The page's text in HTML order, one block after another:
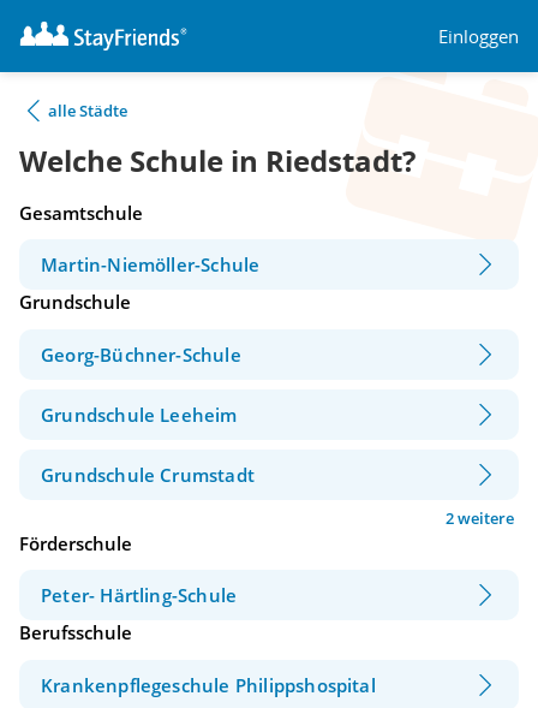
Einloggen
alle Städte
Welche Schule in Riedstadt?
Gesamtschule
Martin-Niemöller-Schule
Grundschule
Georg-Büchner-Schule
Grundschule Leeheim
Grundschule Crumstadt
2 weitere
Förderschule
Peter- Härtling-Schule
Berufsschule
Krankenpflegeschule Philippshospital